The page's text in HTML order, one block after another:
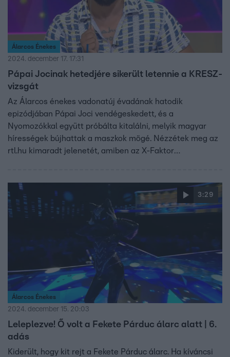
Álarcos Énekes
2024. december 17. 17:31
Pápai Jocinak hetedjére sikerült letennie a KRESZ-
vizsgát
Az Álarcos énekes vadonatúj évadának hatodik
epizódjában Pápai Joci vendégeskedett, és a
Nyomozókkal együtt próbálta kitalálni, melyik magyar
hírességek bújhattak a maszkok mögé. Nézzétek meg az
rtl.hu kimaradt jelenetét, amiben az X-Faktor
3:29
Álarcos Énekes
2024. december 15. 20:03
Leleplezve! Ő volt a Fekete Párduc álarc alatt | 6.
adás
Kiderült, hogy kit rejt a Fekete Párduc álarc. Ha kíváncsi